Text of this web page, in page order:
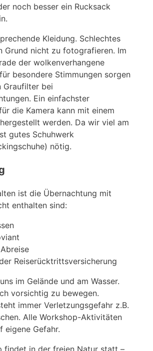
noch besser ein Rucksack
Kleidung. Schlechtes
Grund nicht zu fotografieren. Im
der wolkenverhangene
besondere Stimmungen sorgen
Graufilter bei
Ein einfachster
die Kamera kann mit einem
werden. Da wir viel am
gutes Schuhwerk
nötig.
ist die Übernachtung mit
enthalten sind:
Reiserücktrittsversicherung
im Gelände und am Wasser.
vorsichtig zu bewegen.
immer Verletzungsgefahr z.B.
Alle Workshop-Aktivitäten
eigene Gefahr.
findet in der freien Natur statt –